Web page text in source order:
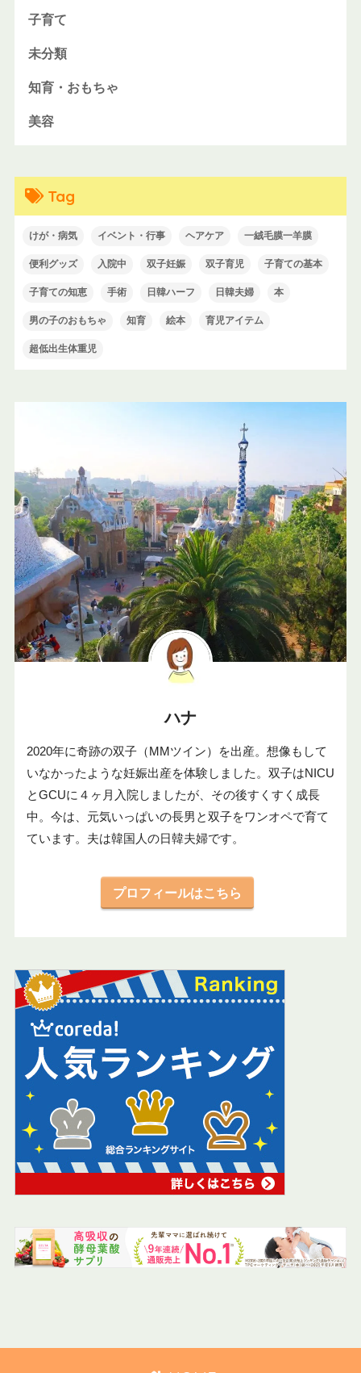
子育て
未分類
知育・おもちゃ
美容
Tag
けが・病気 イベント・行事 ヘアケア 一絨毛膜一羊膜
便利グッズ 入院中 双子妊娠 双子育児 子育ての基本
子育ての知恵 手術 日韓ハーフ 日韓夫婦 本
男の子のおもちゃ 知育 絵本 育児アイテム
超低出生体重児
ハナ
2020年に奇跡の双子（MMツイン）を出産。想像もして
いなかったような妊娠出産を体験しました。双子はNICU
とGCUに４ヶ月入院しましたが、その後すくすく成長
中。今は、元気いっぱいの長男と双子をワンオペで育て
ています。夫は韓国人の日韓夫婦です。
プロフィールはこちら